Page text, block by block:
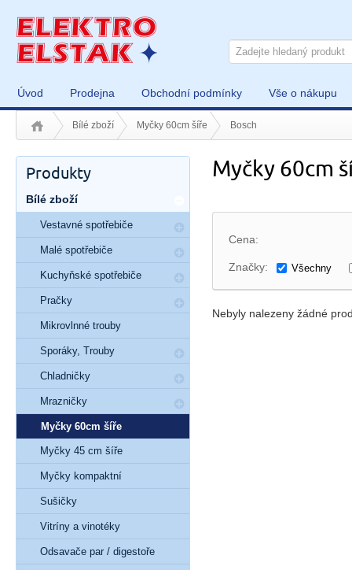
Úvod Prodejna Obchodní podmínky Vše o nákupu
Bílé zboží Myčky 60cm šíře Bosch
Myčky 60cm
Cena:
Značky: Všechny
Nebyly nalezeny žádné
Produkty
Bílé zboží
Vestavné spotřebiče
Malé spotřebiče
Kuchyňské spotřebiče
Pračky
Mikrovlnné trouby
Sporáky, Trouby
Chladničky
Mrazničky
Myčky 60cm šíře
Myčky 45 cm šíře
Myčky kompaktní
Sušičky
Vitríny a vinotéky
Odsavače par / digestoře